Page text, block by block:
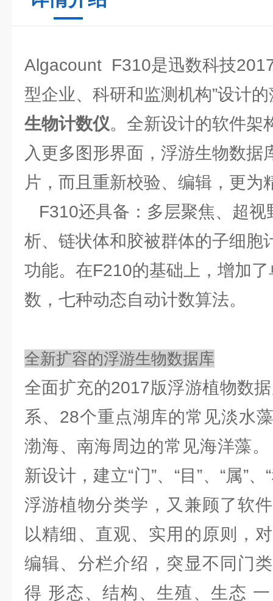
Algacount F310是迅数科技
型企业、科研和监测机构”设计
生物计数仪。全新设计的软件架
入更多图形界面，浮游生物数据
片，而且重新校验、编辑，更为
F310还具备：多层聚焦、超视
析、链状体和胶被群体的子细胞
功能。在F210的基础上，增加
数，七种动态自动计数算法。
全新扩容的浮游生物数据库
全面扩充的2017版浮游植物数
系、28个重点湖库的常见淡水
渤海、南海周边的常见海洋藻
新设计，建立“门”、“目”、“属”
浮游植物分类学，又兼顾了软
以精细、直观、实用的原则，
编辑、分栏介绍，突显不同门
得 形态、结构、生殖、生态